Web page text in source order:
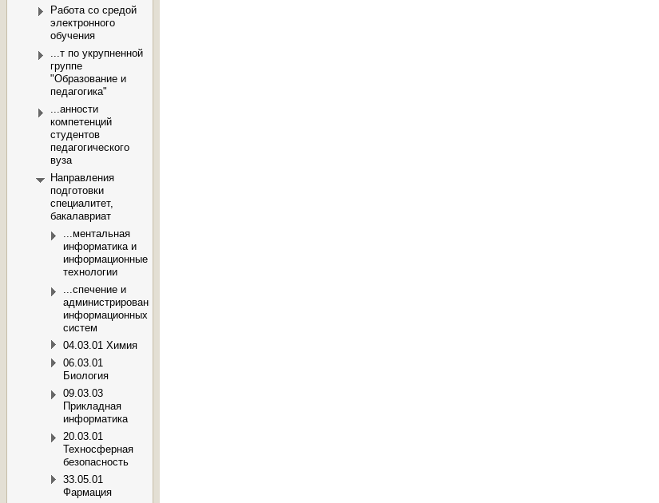
Работа со средой
электронного
обучения
...т по укрупненной
группе
"Образование и
педагогика"
...анности
компетенций
студентов
педагогического
вуза
Направления
подготовки
специалитет,
бакалавриат
...ментальная
информатика и
информационные
технологии
...спечение и
администрирование
информационных
систем
04.03.01 Химия
06.03.01
Биология
09.03.03
Прикладная
информатика
20.03.01
Техносферная
безопасность
33.05.01
Фармация